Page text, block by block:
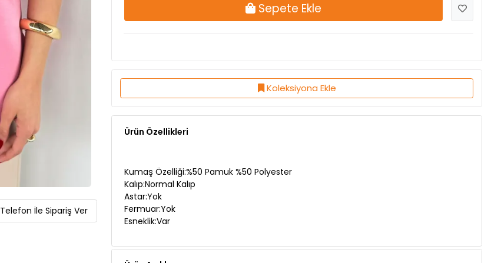
Telefon İle Sipariş Ver
Koleksiyona Ekle
Ürün Özellikleri
Astar:Yok
Fermuar:Yok
Esneklik:Var